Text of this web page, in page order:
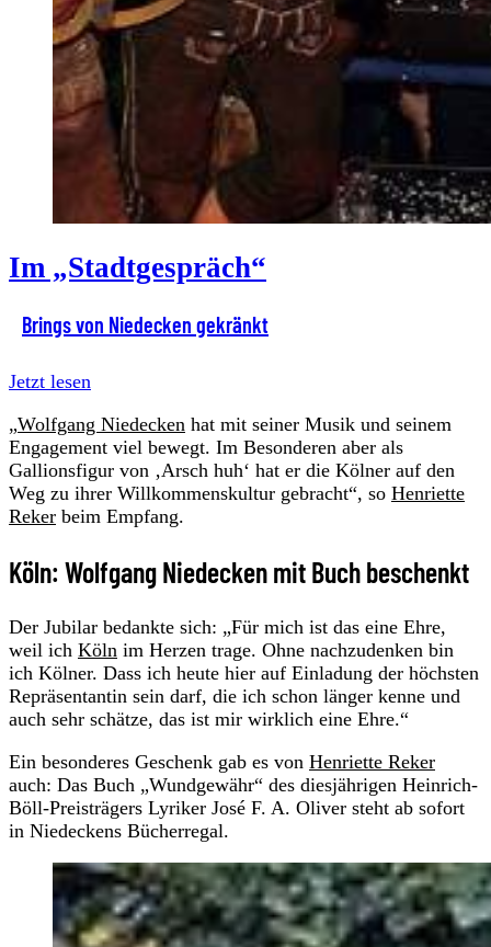
Im „Stadtgespräch“
Brings von Niedecken gekränkt
Jetzt lesen
„Wolfgang Niedecken hat mit seiner Musik und seinem
Engagement viel bewegt. Im Besonderen aber als
Gallionsfigur von ‚Arsch huh‘ hat er die Kölner auf den
Weg zu ihrer Willkommenskultur gebracht“, so Henriette
Reker beim Empfang.
Köln: Wolfgang Niedecken mit Buch beschenkt
Der Jubilar bedankte sich: „Für mich ist das eine Ehre,
weil ich Köln im Herzen trage. Ohne nachzudenken bin
ich Kölner. Dass ich heute hier auf Einladung der höchsten
Repräsentantin sein darf, die ich schon länger kenne und
auch sehr schätze, das ist mir wirklich eine Ehre.“
Ein besonderes Geschenk gab es von Henriette Reker
auch: Das Buch „Wundgewähr“ des diesjährigen Heinrich-
Böll-Preisträgers Lyriker José F. A. Oliver steht ab sofort
in Niedeckens Bücherregal.